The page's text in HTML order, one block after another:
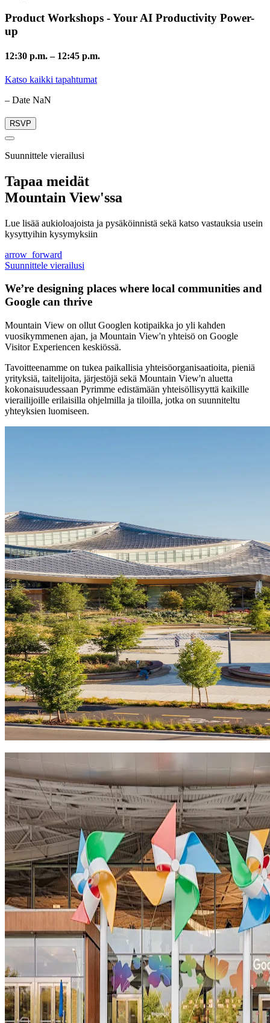
Product Workshops - Your AI Productivity Power-
up
12:30 p.m.– 12:45 p.m.
Katso kaikki tapahtumat
– Date NaN
RSVP
Suunnittele vierailusi
Tapaa meidät
Mountain View'ssa
Lue lisää aukioloajoista ja pysäköinnistä sekä katso vastauksia usein
kysyttyihin kysymyksiin
arrow_forward
Suunnittele vierailusi
We’re designing places where local communities and
Google can thrive
Mountain View on ollut Googlen kotipaikka jo yli kahden
vuosikymmenen ajan, ja Mountain View'n yhteisö on Google
Visitor Experiencen keskiössä.
Tavoitteenamme on tukea paikallisia yhteisöorganisaatioita, pieniä
yrityksiä, taitelijoita, järjestöjä sekä Mountain View'n aluetta
kokonaisuudessaan Pyrimme edistämään yhteisöllisyyttä kaikille
vierailijoille erilaisilla ohjelmilla ja tiloilla, jotka on suunniteltu
yhteyksien luomiseen.